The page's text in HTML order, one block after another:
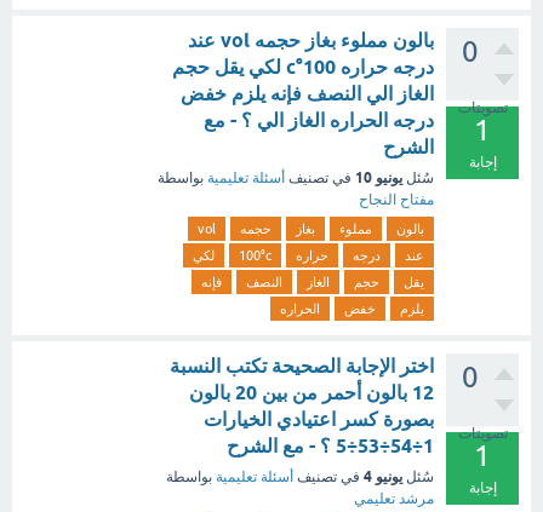
0
تصويتات
1
إجابة
بالون مملوء بغاز حجمه vol عند
درجه حراره 100°c لكي يقل حجم
الغاز الي النصف فإنه يلزم خفض
درجه الحراره الغاز الي ؟ - مع
الشرح
سُئل يونيو 10 في تصنيف أسئلة تعليمية بواسطة
مفتاح النجاح
بالون مملوء بغاز حجمه
vol
عند
درجه حراره 100°c
لكي
يقل
حجم الغاز النصف
فإنه
يلزم
خفض الحراره
0
تصويتات
1
إجابة
اختر الإجابة الصحيحة تكتب النسبة
12 بالون أحمر من بين 20 بالون
بصورة كسر اعتيادي الخيارات
‫1‏÷54‏÷53‏÷5‬ ؟ - مع الشرح
سُئل يونيو 4 في تصنيف أسئلة تعليمية بواسطة
مرشد تعليمي